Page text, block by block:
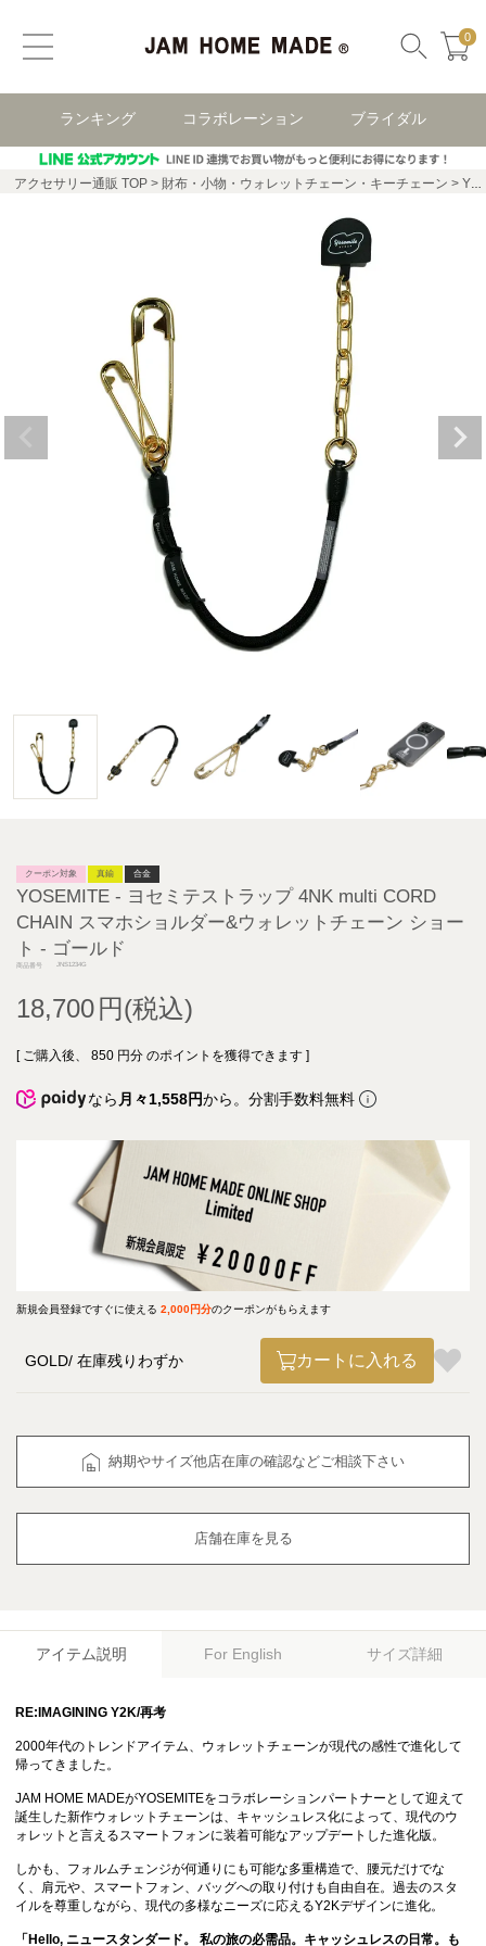
0
ランキング コラボレーション ブライダル
アクセサリー通販 TOP 財布・小物・ウォレットチェーン・キーチェーン YOSEMITE - ヨセミテストラップ 4NK multi CORD CHAIN スマホショルダー&ウォレットチェーン ショート - ゴールド
クーポン対象 真鍮 合金
YOSEMITE - ヨセミテストラップ 4NK multi CORD
CHAIN スマホショルダー&ウォレットチェーン ショー
ト - ゴールド
商品番号 JNS1234G
18,700
[ ご購入後、 850 円分 のポイントを獲得できます ]
なら 月々1,558円から。分割手数料無料
新規会員登録ですぐに使える 2,000円分のクーポンがもらえます
GOLD 在庫残りわずか カートに入れる
納期やサイズ他店在庫の確認などご相談下さい
店舗在庫を見る
アイテム説明 For English サイズ詳細
RE:IMAGINING Y2K/再考
2000年代のトレンドアイテム、ウォレットチェーンが現代の感性で進化して
帰ってきました。
JAM HOME MADEがYOSEMITEをコラボレーションパートナーとして迎えて
誕生した新作ウォレットチェーンは、キャッシュレス化によって、現代のウ
ォレットと言えるスマートフォンに装着可能なアップデートした進化版。
しかも、フォルムチェンジが何通りにも可能な多重構造で、腰元だけでな
く、肩元や、スマートフォン、バッグへの取り付けも自由自在。過去のスタ
イルを尊重しながら、現代の多様なニーズに応えるY2Kデザインに進化。
「Hello, ニュースタンダード。 私の旅の必需品。キャッシュレスの日常。も